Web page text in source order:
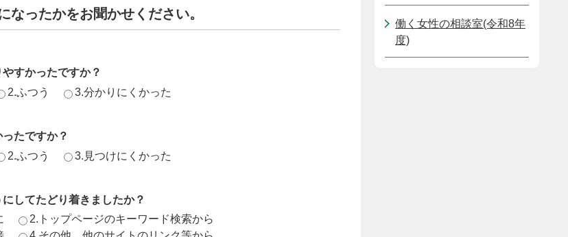
なったかをお聞かせください。
すかったですか？
2.ふつう 3.分かりにくかった
たですか？
2.ふつう 3.見つけにくかった
してたどり着きましたか？
2.トップページのキーワード検索から
働く女性の相談室(令和8年
度)